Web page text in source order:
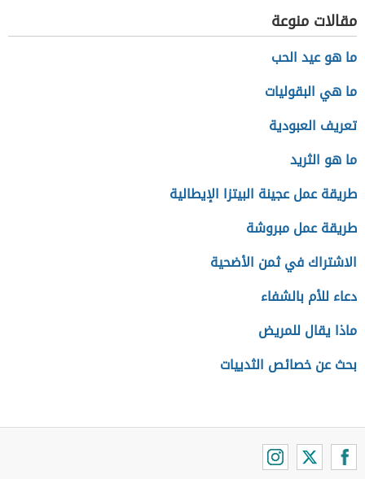
مقالات منوعة
ما هو عيد الحب
ما هي البقوليات
تعريف العبودية
ما هو الثريد
طريقة عمل عجينة البيتزا الإيطالية
طريقة عمل مبروشة
الاشتراك في ثمن الأضحية
دعاء للأم بالشفاء
ماذا يقال للمريض
بحث عن خصائص الثدييات